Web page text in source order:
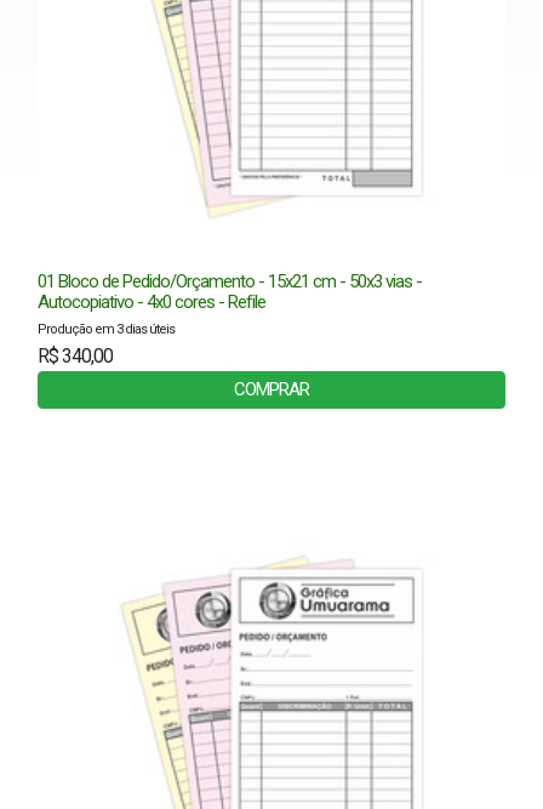
01 Bloco de Pedido/Orçamento - 15x21 cm - 50x3 vias -
Autocopiativo - 4x0 cores - Refile
Produção em 3 dias úteis
R$ 340,00
COMPRAR